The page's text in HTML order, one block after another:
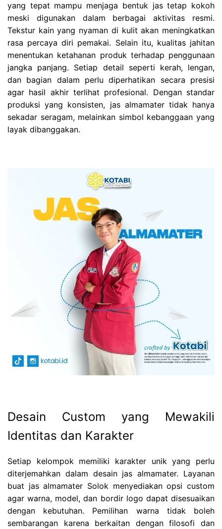
yang tepat mampu menjaga bentuk jas tetap kokoh
meski digunakan dalam berbagai aktivitas resmi.
Tekstur kain yang nyaman di kulit akan meningkatkan
rasa percaya diri pemakai. Selain itu, kualitas jahitan
menentukan ketahanan produk terhadap penggunaan
jangka panjang. Setiap detail seperti kerah, lengan,
dan bagian dalam perlu diperhatikan secara presisi
agar hasil akhir terlihat profesional. Dengan standar
produksi yang konsisten, jas almamater tidak hanya
sekadar seragam, melainkan simbol kebanggaan yang
layak dibanggakan.
Desain Custom yang Mewakili
Identitas dan Karakter
Setiap kelompok memiliki karakter unik yang perlu
diterjemahkan dalam desain jas almamater. Layanan
buat jas almamater Solok menyediakan opsi custom
agar warna, model, dan bordir logo dapat disesuaikan
dengan kebutuhan. Pemilihan warna tidak boleh
sembarangan karena berkaitan dengan filosofi dan